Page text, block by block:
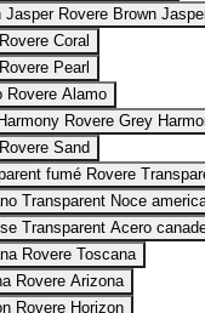
Rovere Brown
Rovere Coral
Rovere Pearl
Rovere Alamo
Rovere Grey
Rovere Sand
Rovere
Noce
Acero
Rovere Toscana
Rovere Arizona
Rovere Horizon